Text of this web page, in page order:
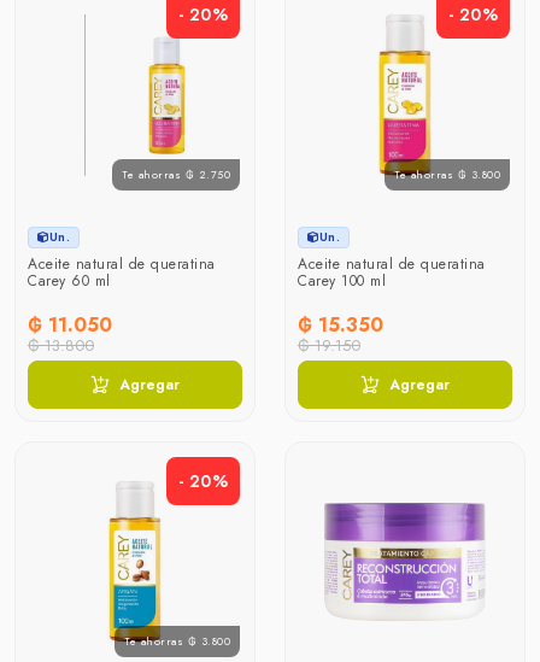
Te ahorras ₲ 2.750
- 20%
Un.
Aceite natural de queratina
Carey 60 ml
₲ 11.050
₲ 13.800
Agregar
Te ahorras ₲ 3.800
- 20%
Un.
Aceite natural de queratina
Carey 100 ml
₲ 15.350
₲ 19.150
Agregar
Te ahorras ₲ 3.800
- 20%